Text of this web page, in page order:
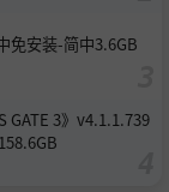
免安装-简中3.6GB
GATE 3》v4.1.1.739